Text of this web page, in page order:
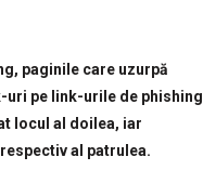
paginile care uzurpă
uri pe link-urile de phishing
locul al doilea, iar
al patrulea.